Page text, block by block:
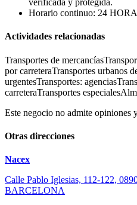
verificada y protegida.
Horario continuo: 24
Actividades relacionadas
Transportes de mercancías
por carreteraTransportes urbanos
urgentesTransportes: agencias
carreteraTransportes especiales
Este negocio no admite opiniones
Otras direcciones
Nacex
Calle Pablo Iglesias, 112-122,
BARCELONA